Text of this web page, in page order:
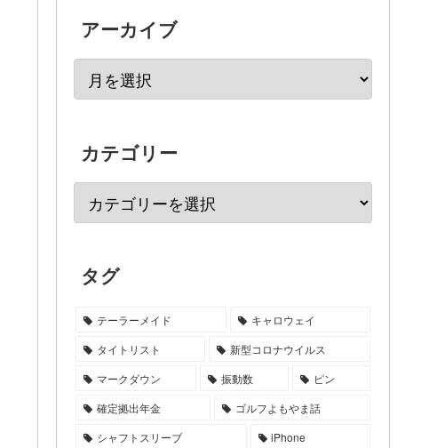
アーカイブ
カテゴリー
タグ
テーラーメイド
キャロウェイ
タイトリスト
新型コロナウイルス
マークダウン
振動数
ピン
確定拠出年金
ゴルフよもやま話
シャフトスリーブ
iPhone